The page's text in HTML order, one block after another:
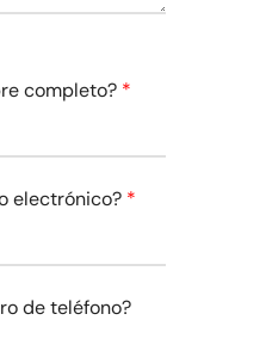
completo? *
electrónico? *
de teléfono?